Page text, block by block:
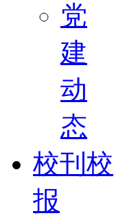
党
建
动
态
校刊校
报